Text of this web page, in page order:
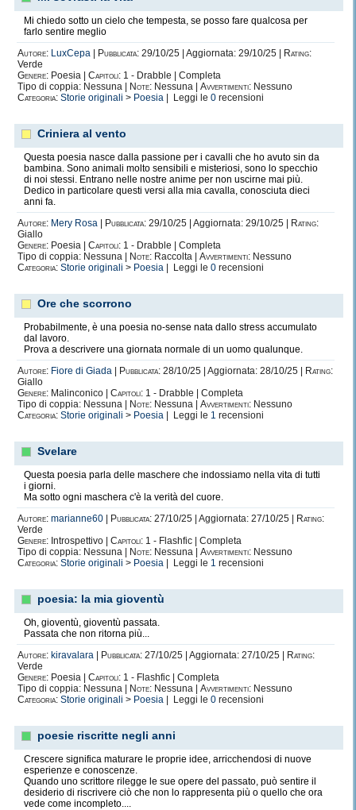
Mi chiedo sotto un cielo che tempesta, se posso fare qualcosa per
farlo sentire meglio
Autore: LuxCepa Pubblicata: 29/10/25 | Aggiornata: 29/10/25 |
Rating:
Verde
Genere: Poesia | Capitoli: 1 - Drabble | Completa
Tipo di coppia: Nessuna |
Note: Nessuna | Avvertimenti: Nessuno
Categoria: Storie originali > Poesia | Leggi le 0 recensioni
Criniera al vento
Questa poesia nasce dalla passione per i cavalli che ho avuto sin da
bambina. Sono animali molto sensibili e misteriosi, sono lo specchio
di noi stessi. Entrano nelle nostre anime per non uscirne mai più.
Dedico in particolare questi versi alla mia cavalla, conosciuta dieci
anni fa.
Autore: Mery Rosa Pubblicata: 29/10/25 | Aggiornata: 29/10/25 |
Rating:
Giallo
Genere: Poesia | Capitoli: 1 - Drabble | Completa
Tipo di coppia: Nessuna |
Note: Raccolta | Avvertimenti: Nessuno
Categoria: Storie originali > Poesia | Leggi le 0 recensioni
Ore che scorrono
Probabilmente, è una poesia no-sense nata dallo stress accumulato
dal lavoro.
Prova a descrivere una giornata normale di un uomo qualunque.
Autore: Fiore di Giada Pubblicata: 28/10/25 | Aggiornata: 28/10/25 |
Rating:
Giallo
Genere: Malinconico | Capitoli: 1 - Drabble | Completa
Tipo di coppia: Nessuna |
Note: Nessuna | Avvertimenti: Nessuno
Categoria: Storie originali > Poesia | Leggi le 1 recensioni
Svelare
Questa poesia parla delle maschere che indossiamo nella vita di tutti
i giorni.
Ma sotto ogni maschera c'è la verità del cuore.
Autore: marianne60 Pubblicata: 27/10/25 | Aggiornata: 27/10/25 |
Rating:
Verde
Genere: Introspettivo | Capitoli: 1 - Flashfic | Completa
Tipo di coppia: Nessuna |
Note: Nessuna | Avvertimenti: Nessuno
Categoria: Storie originali > Poesia | Leggi le 1 recensioni
poesia: la mia gioventù
Oh, gioventù, gioventù passata.
Passata che non ritorna più...
Autore: kiravalara Pubblicata: 27/10/25 | Aggiornata: 27/10/25 |
Rating:
Verde
Genere: Poesia | Capitoli: 1 - Flashfic | Completa
Tipo di coppia: Nessuna |
Note: Nessuna | Avvertimenti: Nessuno
Categoria: Storie originali > Poesia | Leggi le 0 recensioni
poesie riscritte negli anni
Crescere significa maturare le proprie idee, arricchendosi di nuove
esperienze e conoscenze.
Quando uno scrittore rilegge le sue opere del passato, può sentire il
desiderio di riscrivere ciò che non lo rappresenta più o quello che ora
vede come incompleto....